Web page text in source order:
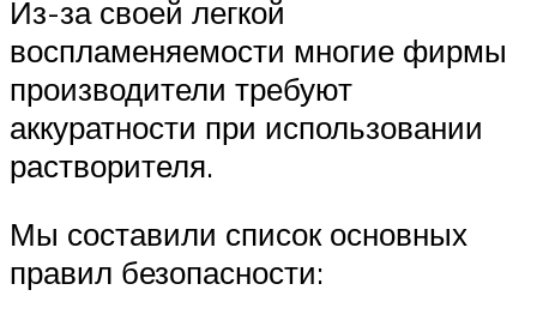
Из-за своей легкой
воспламеняемости многие фирмы
производители требуют
аккуратности при использовании
растворителя.
Мы составили список основных
правил безопасности: